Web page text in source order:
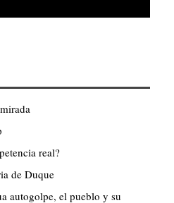
real?
de Duque
autogolpe, el pueblo y su